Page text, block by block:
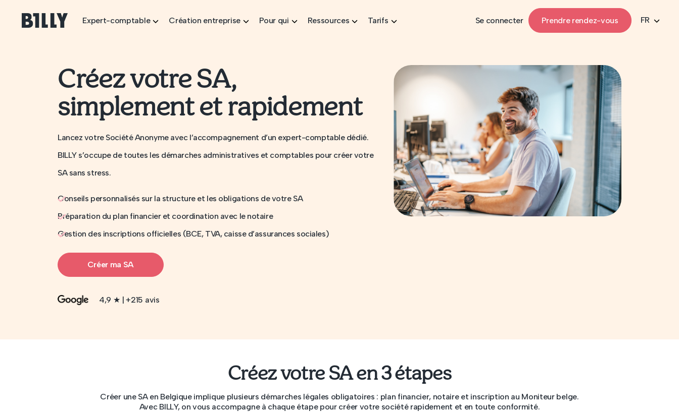
Expert-comptable
Création entreprise Pour qui Ressources Tarifs Se connecter Prendre rendez-vous FR
Créez votre SA,
simplement et rapidement
Lancez votre Société Anonyme avec l’accompagnement d’un expert-comptable dédié.
BILLY s’occupe de toutes les démarches administratives et comptables pour créer votre
SA sans stress.
Conseils personnalisés sur la structure et les obligations de votre SA
Préparation du plan financier et coordination avec le notaire
Gestion des inscriptions officielles (BCE, TVA, caisse d’assurances sociales)
Créer ma SA
4,9 ★ | +215 avis
Créez votre SA en 3 étapes
Créer une SA en Belgique implique plusieurs démarches légales obligatoires : plan financier, notaire et inscription au Moniteur belge.
Avec BILLY, on vous accompagne à chaque étape pour créer votre société rapidement et en toute conformité.